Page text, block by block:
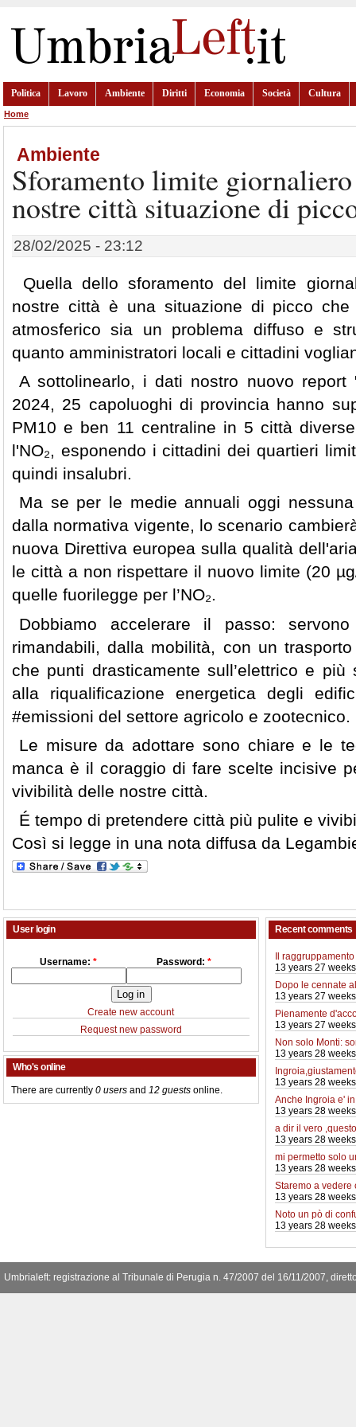
Politica Lavoro Ambiente Diritti Economia Società Cultura
Home
Ambiente
Sforamento limite
nostre città situazione di
28/02/2025 - 23:12
Quella dello sforamento del limite
nostre città è una situazione di picco che
atmosferico sia un problema diffuso e
quanto amministratori locali e cittadini
A sottolinearlo, i dati nostro nuovo report
2024, 25 capoluoghi di provincia hanno
PM10 e ben 11 centraline in 5 città
l'NO₂, esponendo i cittadini dei quartieri
quindi insalubri.
Ma se per le medie annuali oggi
dalla normativa vigente, lo scenario
nuova Direttiva europea sulla qualità
le città a non rispettare il nuovo limite (20
quelle fuorilegge per l’NO₂.
Dobbiamo accelerare il passo:
rimandabili, dalla mobilità, con un
che punti drasticamente sull’elettrico e
alla riqualificazione energetica degli
#emissioni del settore agricolo e zootecnico.
Le misure da adottare sono chiare e le
manca è il coraggio di fare scelte incisive
vivibilità delle nostre città.
É tempo di pretendere città più pulite e
Così si legge in una nota diffusa da
User login
Username:* Password: *
Create new account
Request new password
Who's online
There are currently 0 users and 12 guests online.
Recent comments
Il
13 years 27
Dopo le cennate
13 years 27
Pienamente
13 years 27
Non solo Monti:
13 years 28
13 years 28
Anche Ingroia e'
13 years 28
a dir il vero ,questo
13 years 28
mi permetto solo
13 years 28
Staremo a vedere
13 years 28
Noto un pò di
13 years 28
Umbrialeft: registrazione al Tribunale di Perugia n. 47/2007 del 16/11/2007,